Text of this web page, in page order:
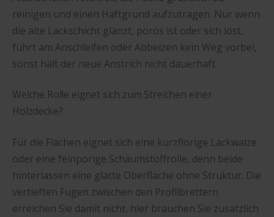
reinigen und einen Haftgrund aufzutragen. Nur wenn
die alte Lackschicht glänzt, porös ist oder sich löst,
führt am Anschleifen oder Abbeizen kein Weg vorbei,
sonst hält der neue Anstrich nicht dauerhaft.
Welche Rolle eignet sich zum Streichen einer
Holzdecke?
Für die Flächen eignet sich eine kurzflorige Lackwalze
oder eine feinporige Schaumstoffrolle, denn beide
hinterlassen eine glatte Oberfläche ohne Struktur. Die
vertieften Fugen zwischen den Profilbrettern
erreichen Sie damit nicht, hier brauchen Sie zusätzlich